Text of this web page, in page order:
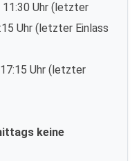
11:30 Uhr (letzter
Uhr (letzter Einlass
Uhr (letzter
keine